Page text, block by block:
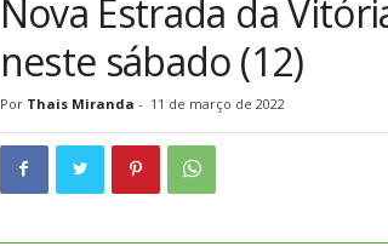
Nova Estrada da
neste sábado (12)
Por Thais Miranda - 11 de março de 2022